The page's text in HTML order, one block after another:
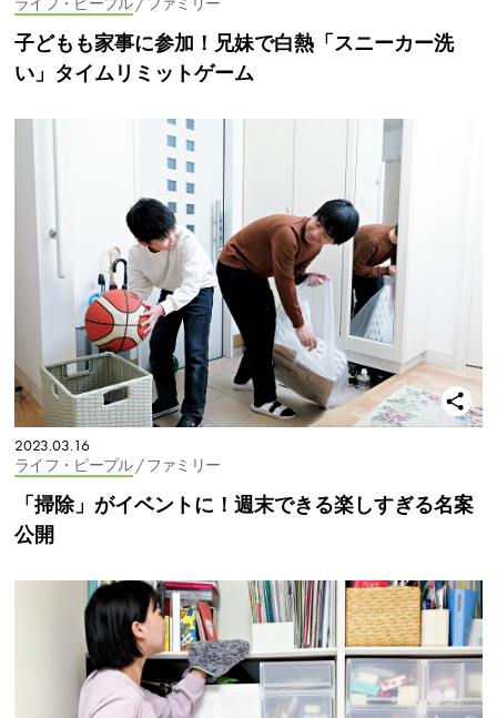
子どもも家事に参加！兄妹で白熱「スニーカー洗
い」タイムリミットゲーム
2023.03.16
ライフ・ピープル/ ファミリー
「掃除」がイベントに！週末できる楽しすぎる名案
公開